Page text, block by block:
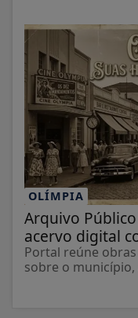
OLÍMPIA
Arquivo
acervo digital
Portal reúne
sobre o